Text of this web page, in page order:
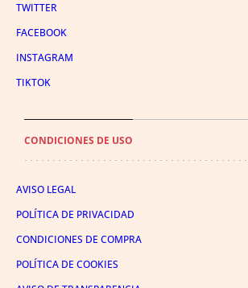
TWITTER
FACEBOOK
INSTAGRAM
TIKTOK
CONDICIONES DE USO
AVISO LEGAL
POLÍTICA DE PRIVACIDAD
CONDICIONES DE COMPRA
POLÍTICA DE COOKIES